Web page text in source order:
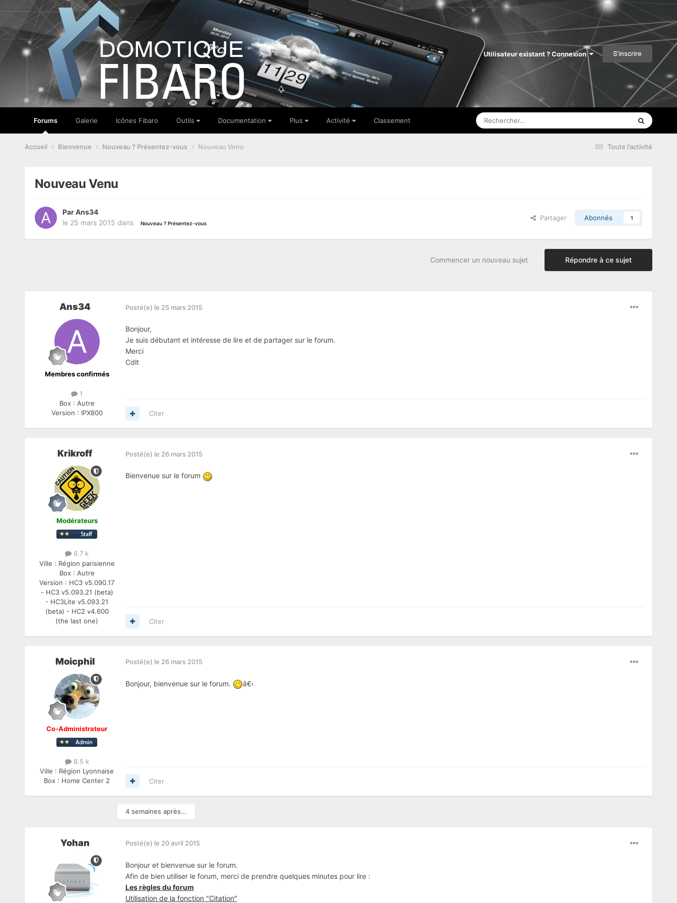
Utilisateur existant ? Connexion S’inscrire
Forums Galerie Icônes Fibaro Outils Documentation Plus Activité Classement
Toute l’activité
Accueil Bienvenue Nouveau ? Présentez-vous Nouveau Venu
Nouveau Venu
ParAns34
le 25 mars 2015 dans Nouveau ? Présentez-vous
Partager Abonnés 1
Répondre à ce sujet
Commencer un nouveau sujet
Ans34
Membres confirmés
1
Box : Autre
Version : IPX800
Posté(e) le 25 mars 2015
Bonjour,
Je suis débutant et intéresse de lire et de partager sur le forum.
Merci
Cdlt
Citer
Krikroff
Modérateurs
6.7 k
Ville : Région parisienne
Box : Autre
Version : HC3 v5.090.17
- HC3 v5.093.21 (beta)
- HC3Lite v5.093.21
(beta) - HC2 v4.600
(the last one)
Posté(e) le 26 mars 2015
Bienvenue sur le forum
Citer
Moicphil
Co-Administrateur
8.5 k
Ville : Région Lyonnaise
Box : Home Center 2
Posté(e) le 26 mars 2015
Bonjour, bienvenue sur le forum. â€‹
Citer
4 semaines après...
Yohan Posté(e) le 20 avril 2015
Bonjour et bienvenue sur le forum.
Afin de bien utiliser le forum, merci de prendre quelques minutes pour lire :
Les règles du forum
Utilisation de la fonction "Citation"